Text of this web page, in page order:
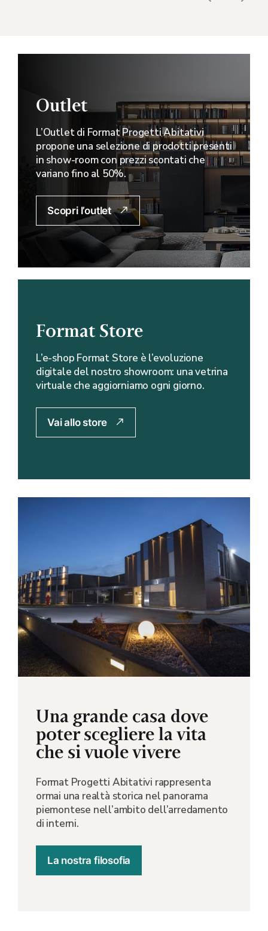
Outlet
L’Outlet di Format Progetti Abitativi
propone una selezione di prodotti presenti
in show-room con prezzi scontati che
variano fino al 50%.
Scopri l’outlet
Format Store
L’e-shop Format Store è l’evoluzione
digitale del nostro showroom: una vetrina
virtuale che aggiorniamo ogni giorno.
Vai allo store
Una grande casa dove
poter scegliere la vita
che si vuole vivere
Format Progetti Abitativi rappresenta
ormai una realtà storica nel panorama
piemontese nell’ambito dell’arredamento
di interni.
La nostra filosofia